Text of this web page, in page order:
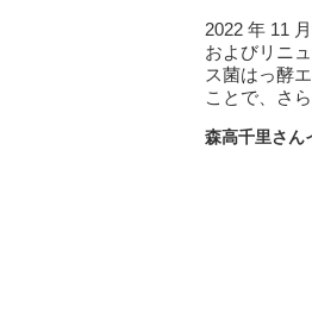
2022 年 11
およびリニ
ス菌はっ酵
ことで、さ
森高千里さん